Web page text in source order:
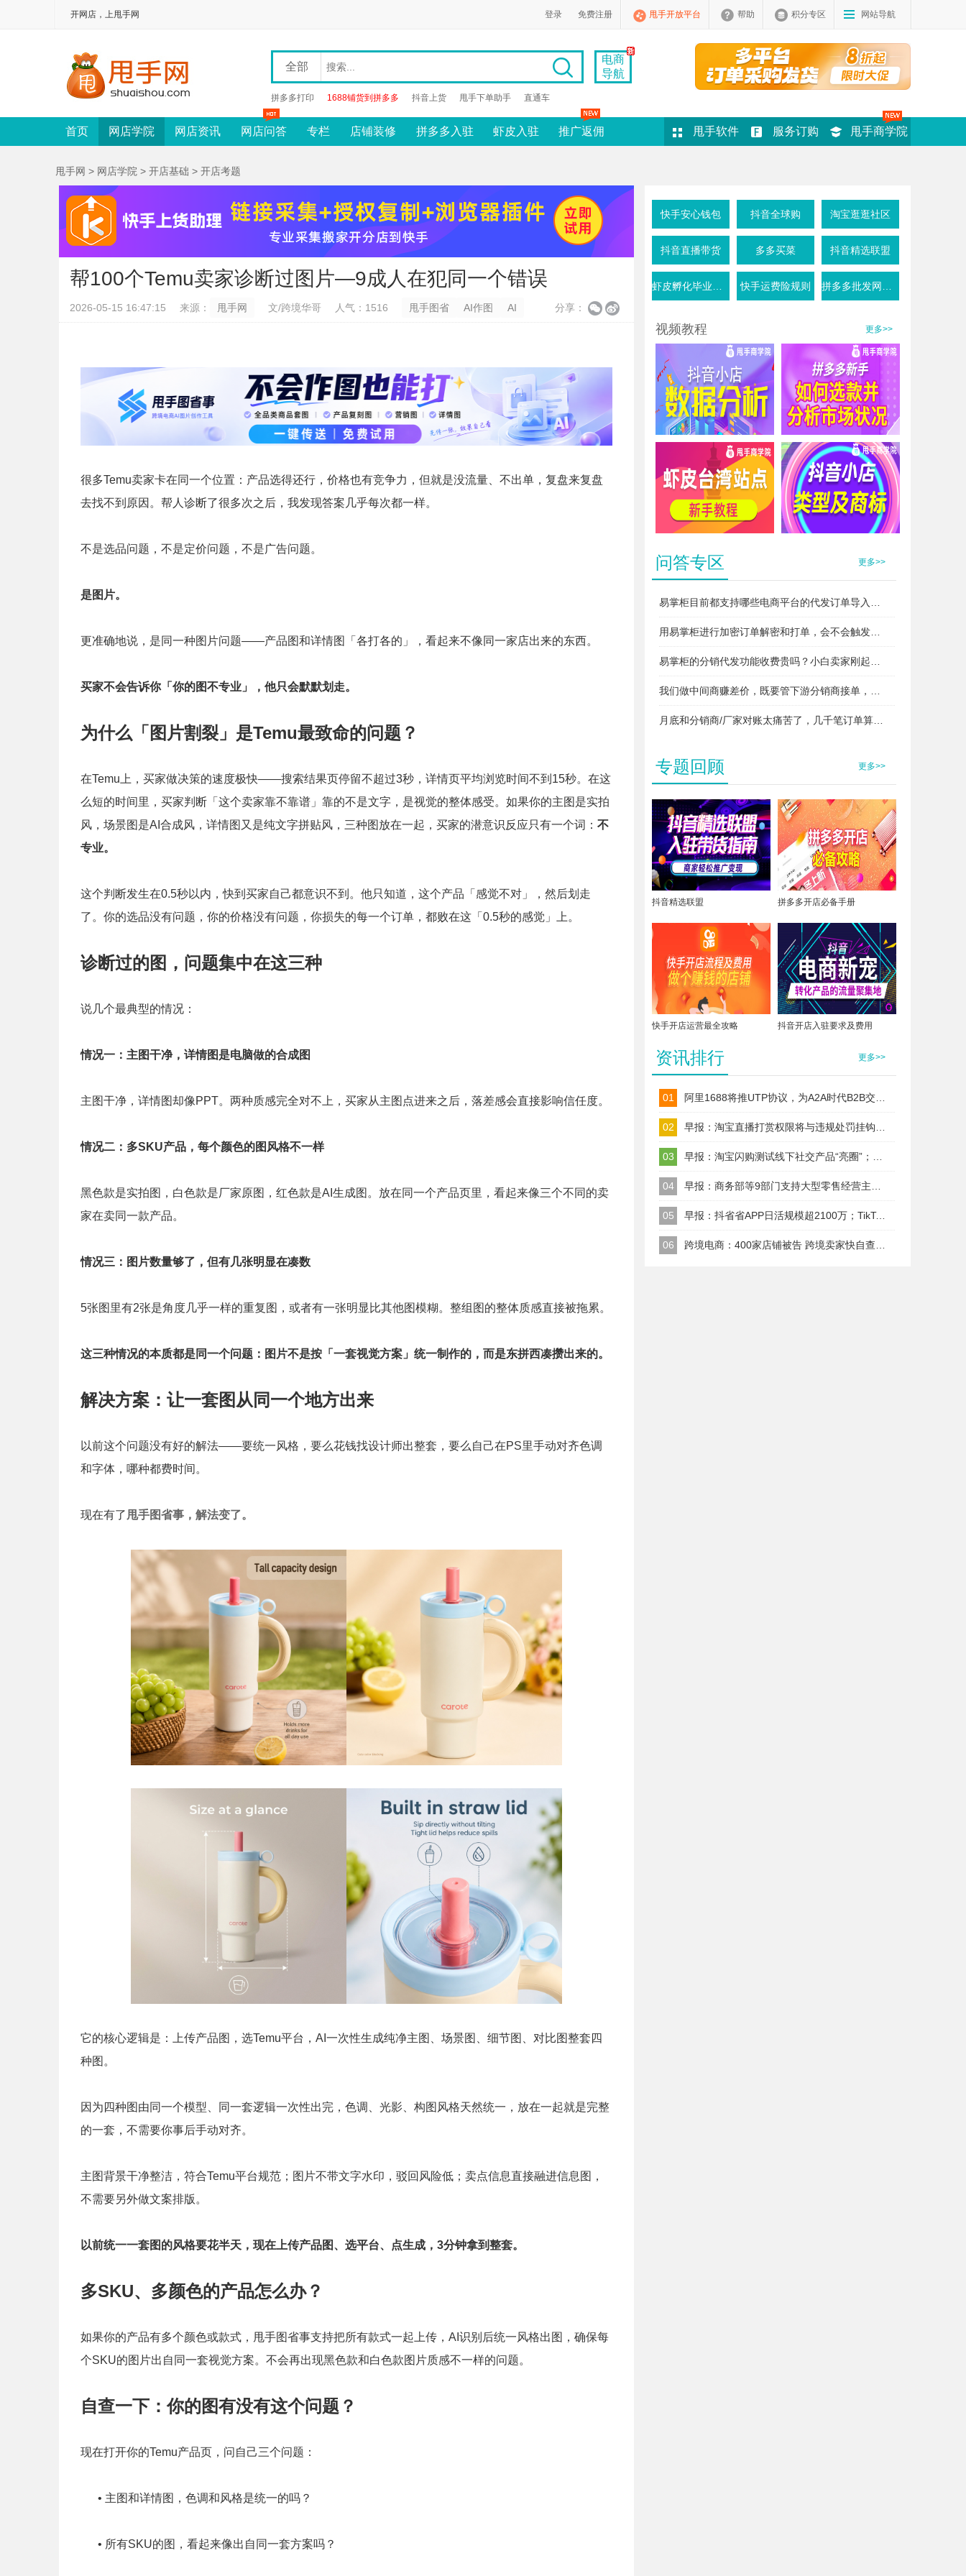
开网店，上甩手网 登录 免费注册 甩手开放平台 帮助 积分专区 网站导航
全部
拼多多打印 1688铺货到拼多多 抖音上货 甩手下单助手 直通车
电商
导航
首页 网店学院 网店资讯 网店问答 专栏 店铺装修 拼多多入驻 虾皮入驻 推广返佣 甩手软件 服务订购 甩手商学院
甩手网 > 网店学院 > 开店基础 > 开店考题
帮100个Temu卖家诊断过图片—9成人在犯同一个错误
2026-05-15 16:47:15 来源： 甩手网 文/跨境华哥 人气：1516 甩手图省 AI作图 AI 分享：
很多Temu卖家卡在同一个位置：产品选得还行，价格也有竞争力，但就是没流量、不出单，复盘来复盘
去找不到原因。帮人诊断了很多次之后，我发现答案几乎每次都一样。
不是选品问题，不是定价问题，不是广告问题。
是图片。
更准确地说，是同一种图片问题——产品图和详情图「各打各的」，看起来不像同一家店出来的东西。
买家不会告诉你「你的图不专业」，他只会默默划走。
为什么「图片割裂」是Temu最致命的问题？
在Temu上，买家做决策的速度极快——搜索结果页停留不超过3秒，详情页平均浏览时间不到15秒。在这
么短的时间里，买家判断「这个卖家靠不靠谱」靠的不是文字，是视觉的整体感受。如果你的主图是实拍
风，场景图是AI合成风，详情图又是纯文字拼贴风，三种图放在一起，买家的潜意识反应只有一个词： 不
专业。
这个判断发生在0.5秒以内，快到买家自己都意识不到。他只知道，这个产品「感觉不对」，然后划走
了。你的选品没有问题，你的价格没有问题，你损失的每一个订单，都败在这「0.5秒的感觉」上。
诊断过的图，问题集中在这三种
说几个最典型的情况：
情况一：主图干净 ，详情图是电脑做的合成图
主图干净，详情图却像PPT。两种质感完全对不上，买家从主图点进来之后，落差感会直接影响信任度。
情况二：多SKU产品，每个颜色的图风格不一样
黑色款是实拍图，白色款是厂家原图，红色款是AI生成图。放在同一个产品页里，看起来像三个不同的卖
家在卖同一款产品。
情况三：图片数量够了，但有几张明显在凑数
5张图里有2张是角度几乎一样的重复图，或者有一张明显比其他图模糊。整组图的整体质感直接被拖累。
这三种情况的本质都是同一个问题：图片不是按「一套视觉方案」统一制作的，而是东拼西凑攒出来的。
解决方案：让一套图从同一个地方出来
以前这个问题没有好的解法——要统一风格，要么花钱找设计师出整套，要么自己在PS里手动对齐色调
和字体，哪种都费时间。
现在有了 甩手图省事，解法变了。
它的核心逻辑是：上传产品图，选Temu平台，AI一次性生成纯净主图、场景图、细节图、对比图整套四
种图。
因为四种图由同一个模型、同一套逻辑一次性出完，色调、光影、构图风格天然统一，放在一起就是完整
的一套，不需要你事后手动对齐。
主图背景干净整洁，符合Temu平台规范；图片不带文字水印，驳回风险低；卖点信息直接融进信息图，
不需要另外做文案排版。
以前统一一套图的风格要花半天，现在上传产品图、选平台、点生成， 3分钟拿到整套。
多SKU、多颜色的产品怎么办？
如果你的产品有多个颜色或款式，甩手图省事支持把所有款式一起上传，AI识别后统一风格出图，确保每
个SKU的图片出自同一套视觉方案。不会再出现黑色款和白色款图片质感不一样的问题。
自查一下：你的图有没有这个问题？
现在打开你的Temu产品页，问自己三个问题：
• 主图和详情图，色调和风格是统一的吗？
• 所有SKU的图，看起来像出自同一套方案吗？
快手安心钱包 抖音全球购 淘宝逛逛社区
抖音直播带货 多多买菜 抖音精选联盟
快手运费险规则
视频教程 更多>>
抖音小店数据分析 拼多多新手如何选款并分析市场状况
问答专区 更多>>
专题回顾 更多>>
抖音精选联盟 拼多多开店必备手册
快手开店运营最全攻略 抖音开店入驻要求及费用
资讯排行 更多>>
01
02
03
04
05 早报：抖省省APP日活规模超2100万；TikTok美区试水全托管代运营
06